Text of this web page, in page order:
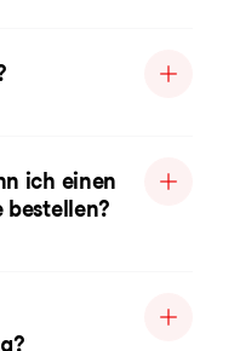
ich einen
bestellen?